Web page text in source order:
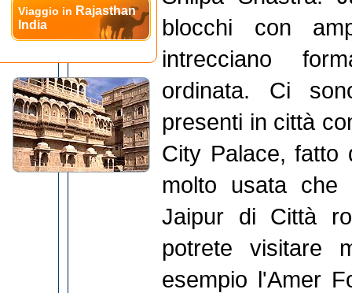
Viaggio in Rajasthan
India
blocchi con
intrecciano
ordinata. Ci
presenti in città
City Palace, fatto
molto usata
Jaipur di Città
potrete visitare
esempio l'Amer